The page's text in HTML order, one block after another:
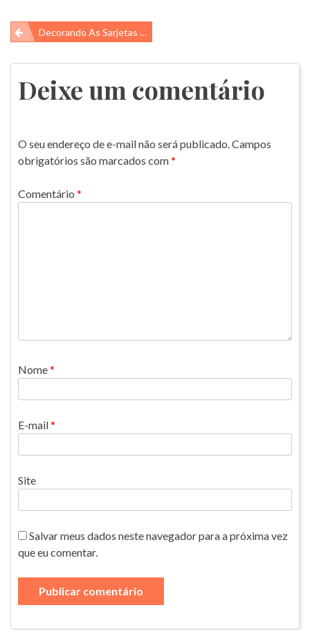
Navegação
de
Post
Decorando As Sarjetas Para Um Futuro Melhor!
Deixe um comentário
O seu endereço de e-mail não será publicado.Campos
obrigatórios são marcados com*
Comentário *
Nome*
E-mail*
Site
Salvar meus dados neste navegador para a próxima vez
que eu comentar.